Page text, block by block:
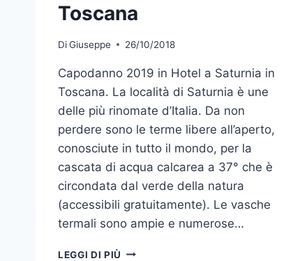
Toscana
DiGiuseppe 26/10/2018
Capodanno 2019 in Hotel a Saturnia in
Toscana. La località di Saturnia è une
delle più rinomate d’Italia. Da non
perdere sono le terme libere all’aperto,
conosciute in tutto il mondo, per la
cascata di acqua calcarea a 37° che è
circondata dal verde della natura
(accessibili gratuitamente). Le vasche
termali sono ampie e numerose…
LEGGI DI PIÙ CAPODANNO